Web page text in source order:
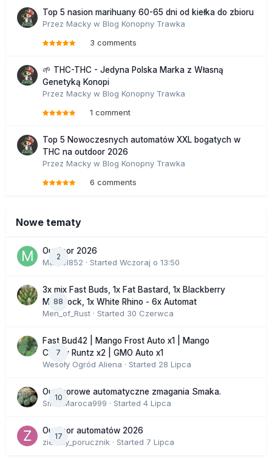
Top 5 nasion marihuany 60-65 dni od kiełka do zbioru
Przez Macky w Blog Konopny Trawka
3 comments
🌱 THC-THC - Jedyna Polska Marka z Własną
Genetyką Konopi
Przez Macky w Blog Konopny Trawka
1 comment
Top 5 Nowoczesnych automatów XXL bogatych w
THC na outdoor 2026
Przez Macky w Blog Konopny Trawka
6 comments
Nowe tematy
2
Outdoor 2026
Marcel852 · Started Wczoraj o 13:50
88
3x mix Fast Buds, 1x Fat Bastard, 1x Blackberry
Moonrock, 1x White Rhino - 6x Automat
Men_of_Rust · Started 30 Czerwca
7
Fast Bud42 | Mango Frost Auto x1 | Mango
Cherry Runtz x2 | GMO Auto x1
Wesoły Ogród Aliena · Started 28 Lipca
10
Outdoorowe automatyczne zmagania Smaka.
SmakMaroca999 · Started 4 Lipca
17
Outdoor automatów 2026
zielony_porucznik · Started 7 Lipca